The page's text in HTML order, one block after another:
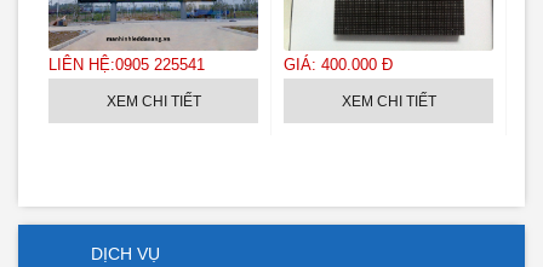
LIÊN HỆ:0905 225541
XEM CHI TIẾT
GIÁ: 400.000 Đ
XEM CHI TIẾT
DỊCH VỤ